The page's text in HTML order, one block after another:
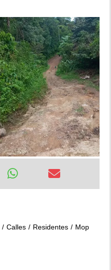
Calles Residentes
Mop